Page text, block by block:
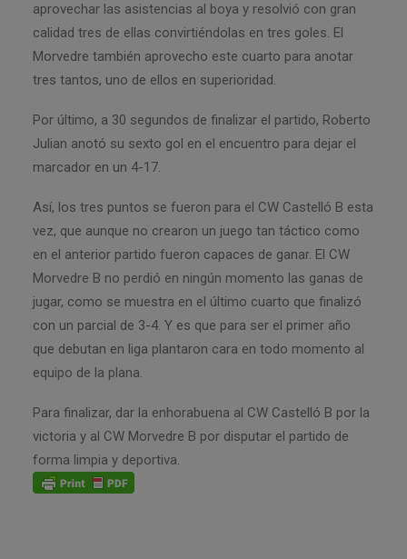
aprovechar las asistencias al boya y resolvió con gran
calidad tres de ellas convirtiéndolas en tres goles. El
Morvedre también aprovecho este cuarto para anotar
tres tantos, uno de ellos en superioridad.
Por último, a 30 segundos de finalizar el partido, Roberto
Julian anotó su sexto gol en el encuentro para dejar el
marcador en un 4-17.
Así, los tres puntos se fueron para el CW Castelló B esta
vez, que aunque no crearon un juego tan táctico como
en el anterior partido fueron capaces de ganar. El CW
Morvedre B no perdió en ningún momento las ganas de
jugar, como se muestra en el último cuarto que finalizó
con un parcial de 3-4. Y es que para ser el primer año
que debutan en liga plantaron cara en todo momento al
equipo de la plana.
Para finalizar, dar la enhorabuena al CW Castelló B por la
victoria y al CW Morvedre B por disputar el partido de
forma limpia y deportiva.